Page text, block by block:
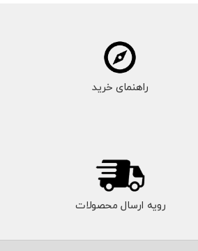
راهنمای خرید
رویه ارسال محصولات